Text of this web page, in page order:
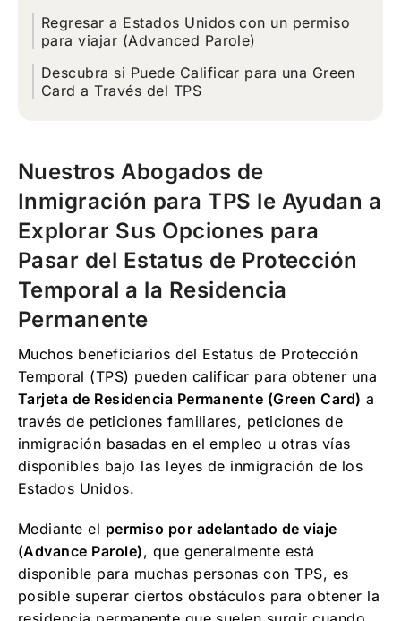
Regresar a Estados Unidos con un permiso
para viajar (Advanced Parole)
Descubra si Puede Calificar para una Green
Card a Través del TPS
Nuestros Abogados de
Inmigración para TPS le Ayudan a
Explorar Sus Opciones para
Pasar del Estatus de Protección
Temporal a la Residencia
Permanente
Muchos beneficiarios del Estatus de Protección
Temporal (TPS) pueden calificar para obtener una
Tarjeta de Residencia Permanente (Green Card) a
través de peticiones familiares, peticiones de
inmigración basadas en el empleo u otras vías
disponibles bajo las leyes de inmigración de los
Estados Unidos.
Mediante el permiso por adelantado de viaje
(Advance Parole), que generalmente está
disponible para muchas personas con TPS, es
posible superar ciertos obstáculos para obtener la